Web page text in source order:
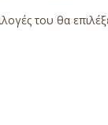
του θα